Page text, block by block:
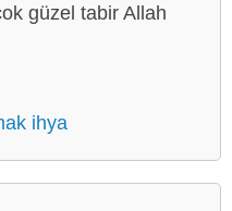
güzel tabir Allah
ihya